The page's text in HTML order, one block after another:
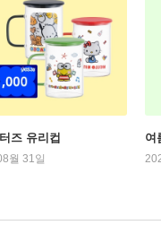
즈 유리컵
월 31일
여